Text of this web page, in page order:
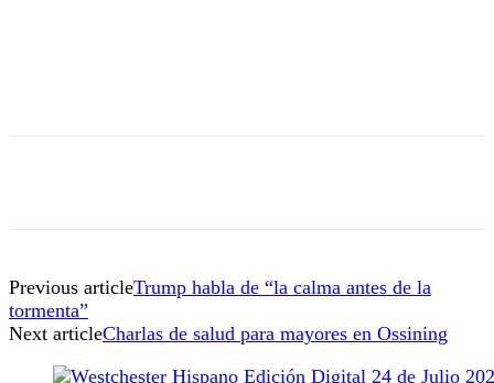
Previous articleTrump habla de “la calma antes de la
tormenta”
Next articleCharlas de salud para mayores en Ossining